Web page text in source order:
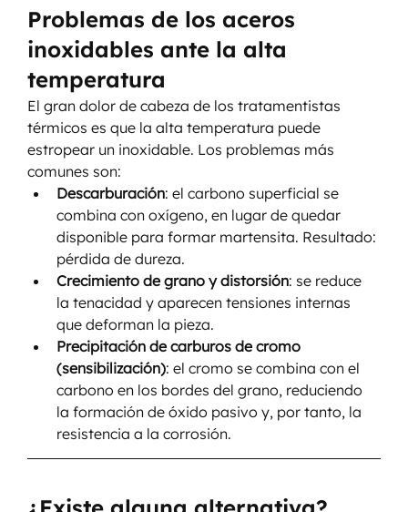
Problemas de los aceros
inoxidables ante la alta
temperatura
El gran dolor de cabeza de los tratamentistas
térmicos es que la alta temperatura puede
estropear un inoxidable. Los problemas más
comunes son:
Descarburación: el carbono superficial se
combina con oxígeno, en lugar de quedar
disponible para formar martensita. Resultado:
pérdida de dureza.
Crecimiento de grano y distorsión: se reduce
la tenacidad y aparecen tensiones internas
que deforman la pieza.
Precipitación de carburos de cromo
(sensibilización): el cromo se combina con el
carbono en los bordes del grano, reduciendo
la formación de óxido pasivo y, por tanto, la
resistencia a la corrosión.